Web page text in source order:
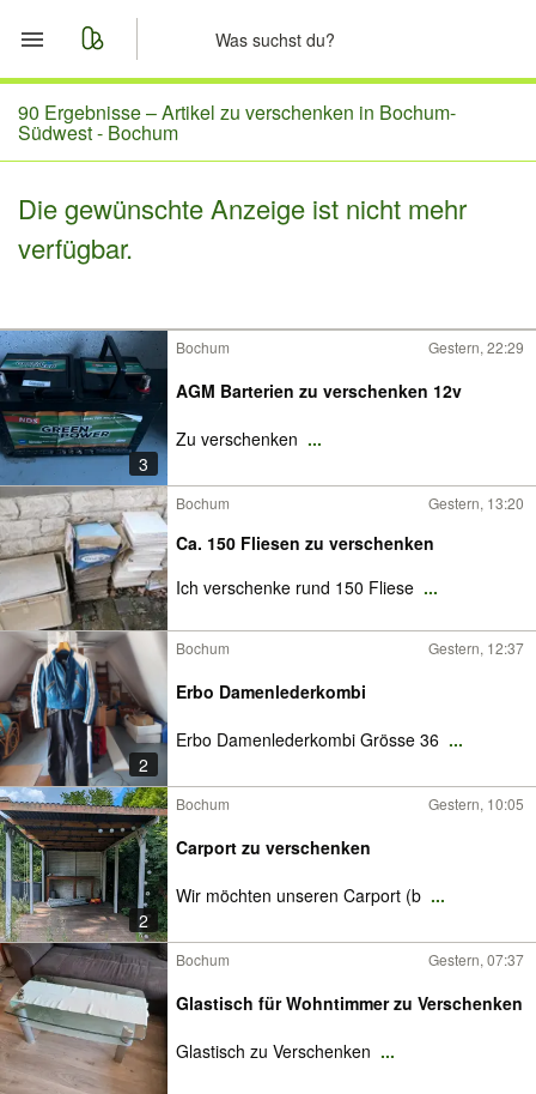
Start
Merkliste
Nachrichten
90 Ergebnisse –Artikel zu verschenken in Bochum-
Südwest - Bochum
Die gewünschte Anzeige ist nicht mehr
verfügbar.
3
Bochum Gestern, 22:29
AGM Barterien zu verschenken 12v
Zu verschenken ...
Bochum Gestern, 13:20
Ca. 150 Fliesen zu verschenken
Ich verschenke rund 150 Fliese ...
2
Bochum Gestern, 12:37
Erbo Damenlederkombi
Erbo Damenlederkombi Grösse 36 ...
2
Bochum Gestern, 10:05
Carport zu verschenken
Wir möchten unseren Carport (b ...
Bochum Gestern, 07:37
Glastisch für Wohntimmer zu Verschenken
Glastisch zu Verschenken ...